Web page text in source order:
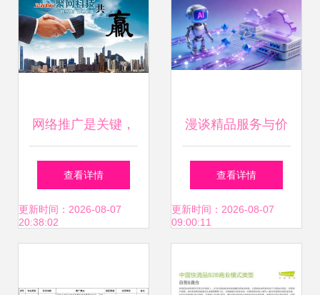
网络推广是关键，
郑州聚网科技助力
企业赢取商机与旅
查看详情
更新时间：2026-08-07
20:38:02
漫谈精品服务与价
格之谜 AI搜索推广
公司与旅游开发项
查看详情
更新时间：2026-08-07
09:00:11